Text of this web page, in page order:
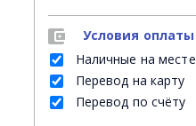
Условия оплаты
Наличные на месте
Перевод на карту
Перевод по счёту